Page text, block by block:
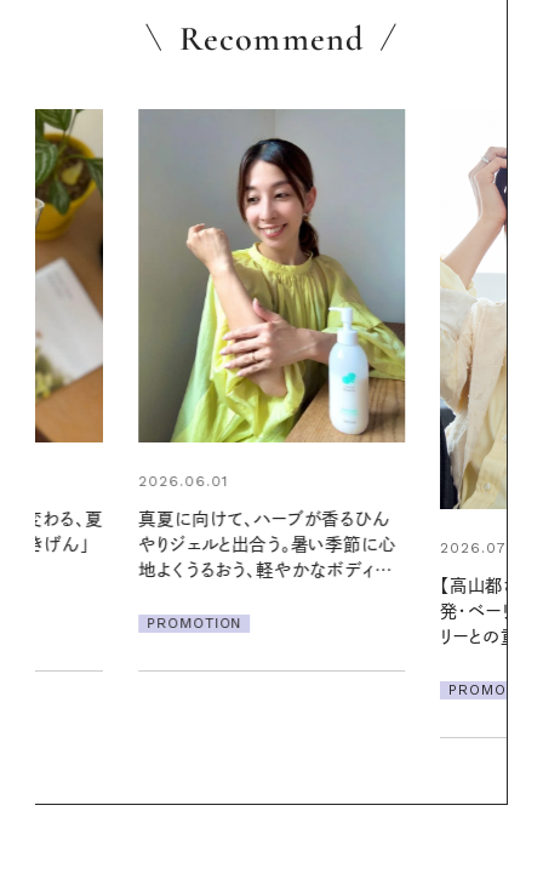
Recommend
が香るひん
い季節に心
2026.07.21
【高山都さんが楽しむデンマーク
発・ベーリングの腕時計】 アクセサ
リーとの重ねづけも素敵な大人の
2026.06.01
える夜の爽
PROMOTION